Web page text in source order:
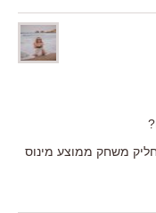
משחק ממוצע מינוס